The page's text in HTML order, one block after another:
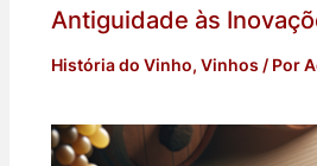
Antiguidade às
História do Vinho, Vinhos / Por